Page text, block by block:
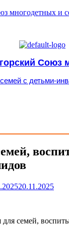
многодетных и
Союз
с детьми-
20.11.2025
для семей,